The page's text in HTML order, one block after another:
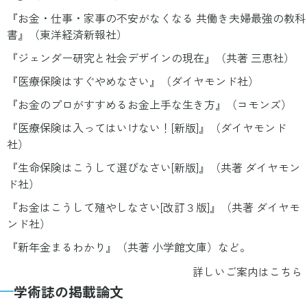
『お金・仕事・家事の不安がなくなる 共働き夫婦最強の教科
書』（東洋経済新報社）
『ジェンダー研究と社会デザインの現在』（共著 三恵社）
『医療保険はすぐやめなさい』（ダイヤモンド社）
『お金のプロがすすめるお金上手な生き方』（コモンズ）
『医療保険は入ってはいけない！[新版]』（ダイヤモンド
社）
『生命保険はこうして選びなさい[新版]』（共著 ダイヤモン
ド社）
『お金はこうして殖やしなさい[改訂３版]』（共著 ダイヤモ
ンド社）
『新年金まるわかり』（共著 小学館文庫）など。
詳しいご案内はこちら
学術誌の掲載論文